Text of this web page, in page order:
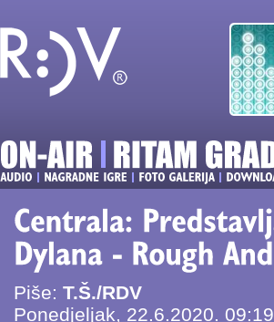
Piše: T.Š./RDV
Ponedjeljak, 22.6.2020. 09:19